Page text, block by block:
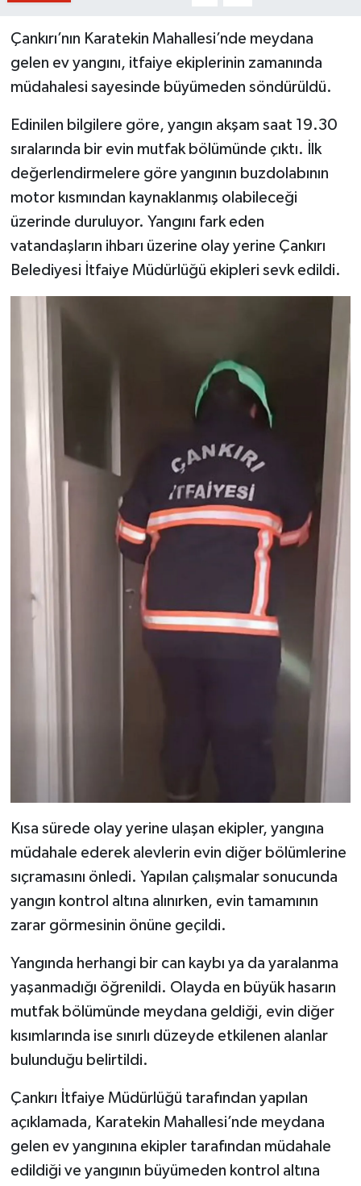
Çankırı’nın Karatekin Mahallesi’nde meydana
gelen ev yangını, itfaiye ekiplerinin zamanında
müdahalesi sayesinde büyümeden söndürüldü.
Edinilen bilgilere göre, yangın akşam saat 19.30
sıralarında bir evin mutfak bölümünde çıktı. İlk
değerlendirmelere göre yangının buzdolabının
motor kısmından kaynaklanmış olabileceği
üzerinde duruluyor. Yangını fark eden
vatandaşların ihbarı üzerine olay yerine Çankırı
Belediyesi İtfaiye Müdürlüğü ekipleri sevk edildi.
Kısa sürede olay yerine ulaşan ekipler, yangına
müdahale ederek alevlerin evin diğer bölümlerine
sıçramasını önledi. Yapılan çalışmalar sonucunda
yangın kontrol altına alınırken, evin tamamının
zarar görmesinin önüne geçildi.
Yangında herhangi bir can kaybı ya da yaralanma
yaşanmadığı öğrenildi. Olayda en büyük hasarın
mutfak bölümünde meydana geldiği, evin diğer
kısımlarında ise sınırlı düzeyde etkilenen alanlar
bulunduğu belirtildi.
Çankırı İtfaiye Müdürlüğü tarafından yapılan
açıklamada, Karatekin Mahallesi’nde meydana
gelen ev yangınına ekipler tarafından müdahale
edildiği ve yangının büyümeden kontrol altına